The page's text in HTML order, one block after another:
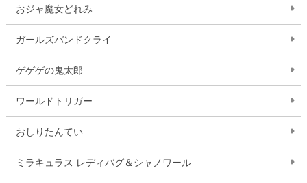
おジャ魔女どれみ
ガールズバンドクライ
ゲゲゲの鬼太郎
ワールドトリガー
おしりたんてい
ミラキュラス レディバグ＆シャノワール